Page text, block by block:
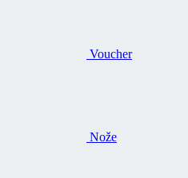
Voucher
Nože